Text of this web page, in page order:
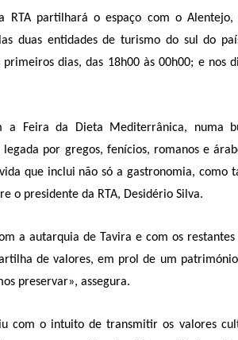
RTA partilhará o espaço com o Alentejo,
duas entidades de turismo do sul do
dias, das 18h00 às 00h00; e nos
a Feira da Dieta Mediterrânica, numa
por gregos, fenícios, romanos e
que inclui não só a gastronomia, como
o presidente da RTA, Desidério Silva.
a autarquia de Tavira e com os restantes
de valores, em prol de um
preservar», assegura.
com o intuito de transmitir os valores